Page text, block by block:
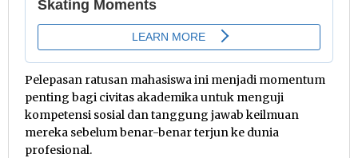
Pelepasan ratusan mahasiswa ini menjadi momentum
penting bagi civitas akademika untuk menguji
kompetensi sosial dan tanggung jawab keilmuan
mereka sebelum benar-benar terjun ke dunia
profesional.